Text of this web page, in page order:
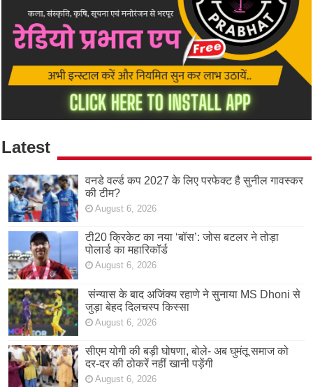
Latest
वनडे वर्ल्ड कप 2027 के लिए परफेक्ट है सुनील गावस्कर
की टीम?
August 6, 2026
टी20 क्रिकेट का नया ‘बॉस’: जोस बटलर ने तोड़ा
पोलार्ड का महारिकॉर्ड
August 6, 2026
संन्यास के बाद अजिंक्‍य रहाणे ने सुनाया MS Dhoni से
जुड़ा बेहद दिलचस्प किस्सा
August 6, 2026
सीएम योगी की बड़ी घोषणा, बोले- अब घुमंतू समाज को
दर-दर की ठोकरें नहीं खानी पड़ेंगी
August 6, 2026